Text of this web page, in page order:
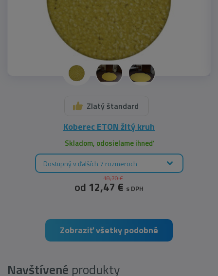
Zlatý štandard
Koberec ETON žltý kruh
Skladom, odosielame ihneď
Dostupný v ďalších 7 rozmeroch
18,70 €
od 12,47 € s DPH
Zobraziť všetky podobné
Navštívené produkty